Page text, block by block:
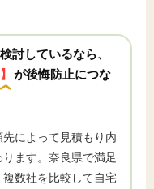
討しているなら、
が後悔防止につな
によって見積もり内
ます。奈良県で満足
数社を比較して自宅